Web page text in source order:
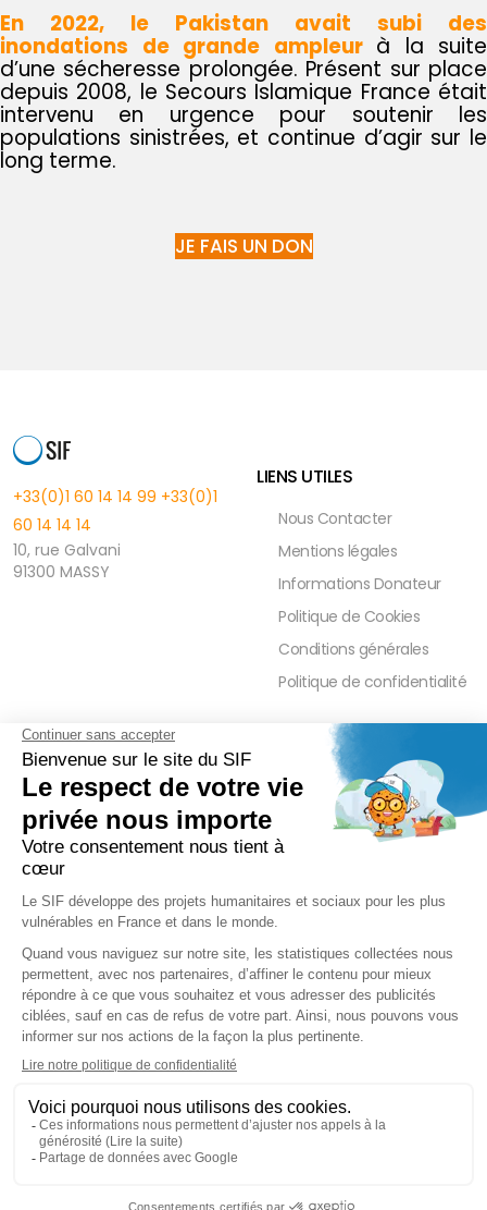
En 2022, le Pakistan avait subi des
inondations de grande ampleur à la suite
d’une sécheresse prolongée. Présent sur place
depuis 2008, le Secours Islamique France était
intervenu en urgence pour soutenir les
populations sinistrées, et continue d’agir sur le
long terme.
JE FAIS UN DON
+33(0)1 60 14 14 99 +33(0)1
60 14 14 14
10, rue Galvani
91300 MASSY
LIENS UTILES
Nous Contacter
Mentions légales
Informations Donateur
Politique de Cookies
Conditions générales
Politique de confidentialité
FAQ
Réduction Fiscale
Ramadan 2026
Zakât Al Maal
Intérêts Bancaires
Parrainage Individuel
Waqf
PRESSE ET PARTENAIRE
Contact Presse
Communiqués de Presse
Actualités Presse
Réseaux sociaux